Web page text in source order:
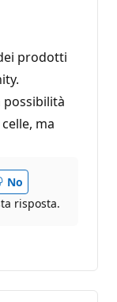
prodotti
possibilità
ma
No
risposta.